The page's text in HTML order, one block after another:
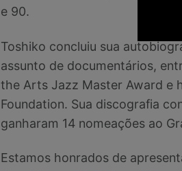
e 90.
Toshiko concluiu sua
assunto de documentários,
the Arts Jazz Master Award e
Foundation. Sua discografia
ganharam 14 nomeações ao
Estamos honrados de